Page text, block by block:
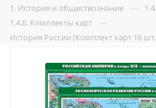
1. История и обществознание —
1.4.6. Комплекты карт —
История России (Комплект карт 16